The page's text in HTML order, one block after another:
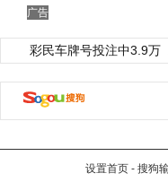
广告
彩民车牌号投注中3.9万
设置首页 - 搜狗